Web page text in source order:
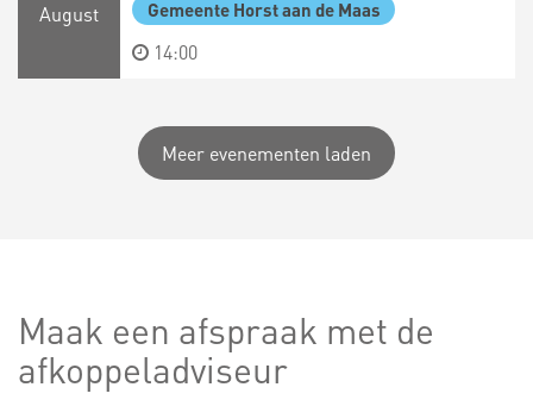
August Gemeente Horst aan de Maas
14:00
Meer evenementen laden
Maak een afspraak met de
afkoppeladviseur